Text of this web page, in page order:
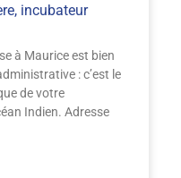
incubateur
à Maurice est bien
: c’est le
de votre
Indien. Adresse